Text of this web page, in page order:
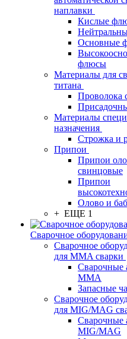
наплавки
Кислые
Основные
флюсы
Материалы для
титана
Проволока
Материалы
назначения
Строжка и
Припои
Припои
свинцовые
Припои
Олово и
+ ЕЩЕ 1
Сварочное
Сварочное
для MMA сварки
Сварочные
MMA
Запасные
Сварочное
для MIG/MAG
Сварочные
MIG/MAG